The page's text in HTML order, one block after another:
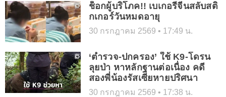
ช็อกผู้บริโภค!! เบเกอรี่จีนสลับสติ
กเกอร์วันหมดอายุ
30 กรกฎาคม 2569 17:49 น.
‘ตำรวจ-ปกครอง’ ใช้ K9-โดรน
ลุยป่า หาหลักฐานต่อเนื่อง คดี
สองพี่น้องรัสเซียหายปริศนา
30 กรกฎาคม 2569 17:38 น.